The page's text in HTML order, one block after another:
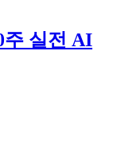
주 실전 AI